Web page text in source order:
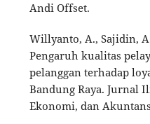
Andi Offset.
Willyanto, A., Sajidin,
Pengaruh kualitas
pelanggan terhadap
Bandung Raya. Jurnal
Ekonomi, dan